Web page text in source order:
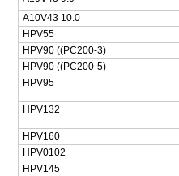
A10V43 10.0
HPV55
HPV90 ((PC200-3)
HPV90 ((PC200-5)
HPV95
HPV132
HPV160
HPV0102
HPV145